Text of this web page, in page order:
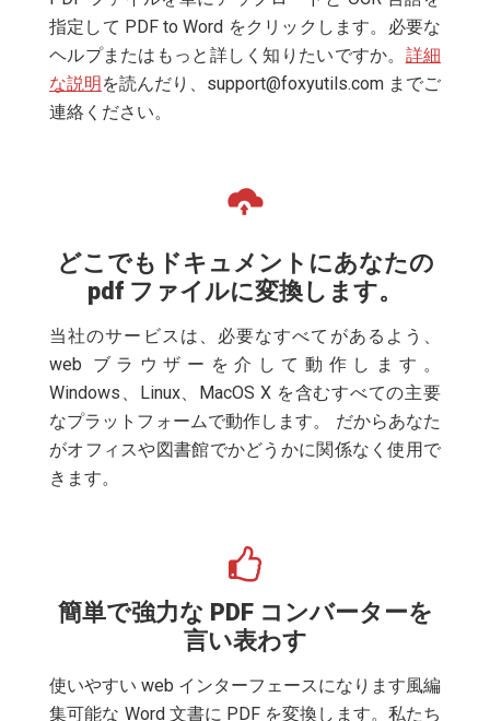
指定して PDF to Word をクリックします。必要な
ヘルプまたはもっと詳しく知りたいですか。 詳細
な説明を読んだり、 support@foxyutils.com までご
連絡ください。
どこでもドキュメントにあなたの
pdf ファイルに変換します。
当社のサービスは、必要なすべてがあるよう、
web ブラウザーを介して動作します。
Windows、Linux、MacOS X を含むすべての主要
なプラットフォームで動作します。 だからあなた
がオフィスや図書館でかどうかに関係なく使用で
きます。
簡単で強力な PDF コンバーターを
言い表わす
使いやすい web インターフェースになります風編
集可能な Word 文書に PDF を変換します。私たち